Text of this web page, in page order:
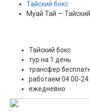
Тайский бокс
Муай Тай —
Тайский бокс
тур на 1 день
трансфер
работаем 04:00-
ежедневно